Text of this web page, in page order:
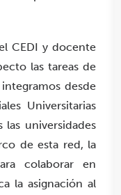
CEDI y docente
las tareas de
desde
Universitarias
las universidades
de esta red, la
colaborar en
la asignación al